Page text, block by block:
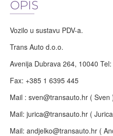
OPIS
Vozilo u sustavu PDV-a.
Trans Auto d.o.o.
Avenija Dubrava 264, 10040
Fax: +385 1 6395 445
Mail : sven@transauto.hr ( Sven
Mail: jurica@transauto.hr (
Mail: andjelko@transauto.hr (